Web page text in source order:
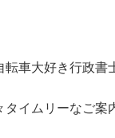
車大好き行政書
イムリーなご案